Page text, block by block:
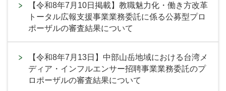
【令和8年7月10日掲載】教職魅力化・働き方改革
トータル広報支援事業業務委託に係る公募型プロ
ポーザルの審査結果について
【令和8年7月13日】中部山岳地域における台湾メ
ディア・インフルエンサー招聘事業業務委託のプ
ロポーザルの審査結果について